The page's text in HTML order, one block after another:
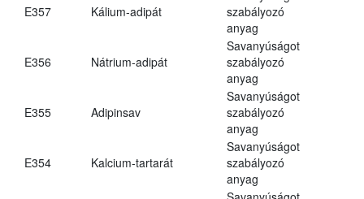
E357 Kálium-adipát
szabályozó
anyag
E356 Nátrium-adipát
Savanyúságot
szabályozó
anyag
E355 Adipinsav
Savanyúságot
szabályozó
anyag
E354 Kalcium-tartarát
Savanyúságot
szabályozó
anyag